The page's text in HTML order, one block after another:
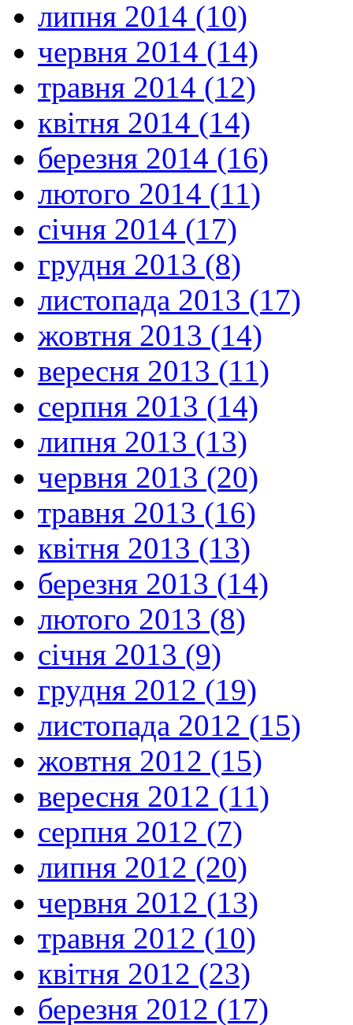
липня 2014 (10)
червня 2014 (14)
травня 2014 (12)
квітня 2014 (14)
березня 2014 (16)
лютого 2014 (11)
січня 2014 (17)
грудня 2013 (8)
листопада 2013 (17)
жовтня 2013 (14)
вересня 2013 (11)
серпня 2013 (14)
липня 2013 (13)
червня 2013 (20)
травня 2013 (16)
квітня 2013 (13)
березня 2013 (14)
лютого 2013 (8)
січня 2013 (9)
грудня 2012 (19)
листопада 2012 (15)
жовтня 2012 (15)
вересня 2012 (11)
серпня 2012 (7)
липня 2012 (20)
червня 2012 (13)
травня 2012 (10)
квітня 2012 (23)
березня 2012 (17)